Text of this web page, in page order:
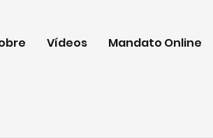
Vídeos Mandato Online